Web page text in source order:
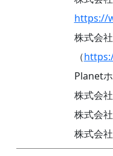
https://
株式会
（
Planet
株式会
株式会
株式会